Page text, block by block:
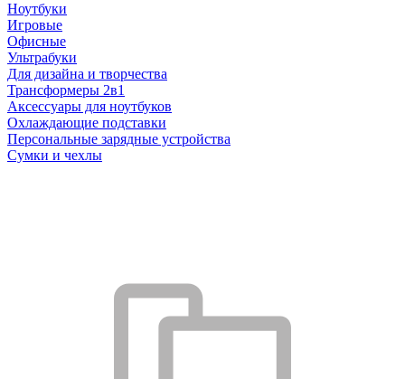
Ноутбуки
Игровые
Офисные
Ультрабуки
Для дизайна и творчества
Трансформеры 2в1
Аксессуары для ноутбуков
Охлаждающие подставки
Персональные зарядные устройства
Сумки и чехлы